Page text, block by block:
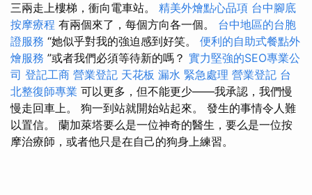
三兩走上樓梯，衝向電車站。 精美外燴點心品項 台中腳底
按摩療程 有兩個來了，每個方向各一個。 台中地區的台胞
證服務 “她似乎對我的強迫感到好笑。 便利的自助式餐點外
燴服務 ”或者我們必須等待新的嗎？ 實力堅強的SEO專業公
司 登記工商 營業登記 天花板 漏水 緊急處理 營業登記 台
北整復師專業 可以更多，但不能更少——我承認，我們慢
慢走回車上。 狗一到站就開始站起來。 發生的事情令人難
以置信。 蘭加萊塔要么是一位神奇的醫生，要么是一位按
摩治療師，或者他只是在自己的狗身上練習。